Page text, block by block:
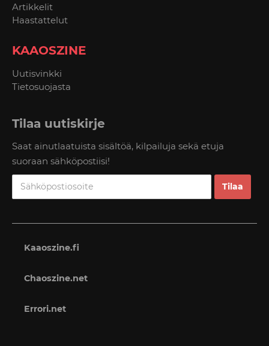
Artikkelit
Haastattelut
KAAOSZINE
Uutisvinkki
Tietosuojasta
Tilaa uutiskirje
Saat ainutlaatuista sisältöä, kilpailuja sekä etuja
suoraan sähköpostiisi!
Kaaoszine.fi
Chaoszine.net
Errori.net